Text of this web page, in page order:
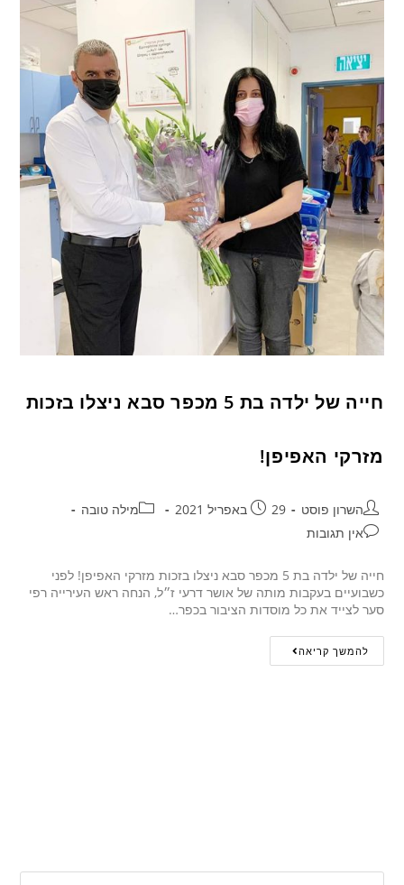
חייה של ילדה בת 5 מכפר סבא ניצלו בזכות
מזרקי האפיפן!
השרון פוסט 29 באפריל 2021
מילה טובה
אין תגובות
חייה של ילדה בת 5 מכפר סבא ניצלו בזכות מזרקי האפיפן! לפני
כשבועיים בעקבות מותה של אושר דרעי ז״ל, הנחה ראש העירייה רפי
סער לצייד את כל מוסדות הציבור בכפר…
להמשך קריאה